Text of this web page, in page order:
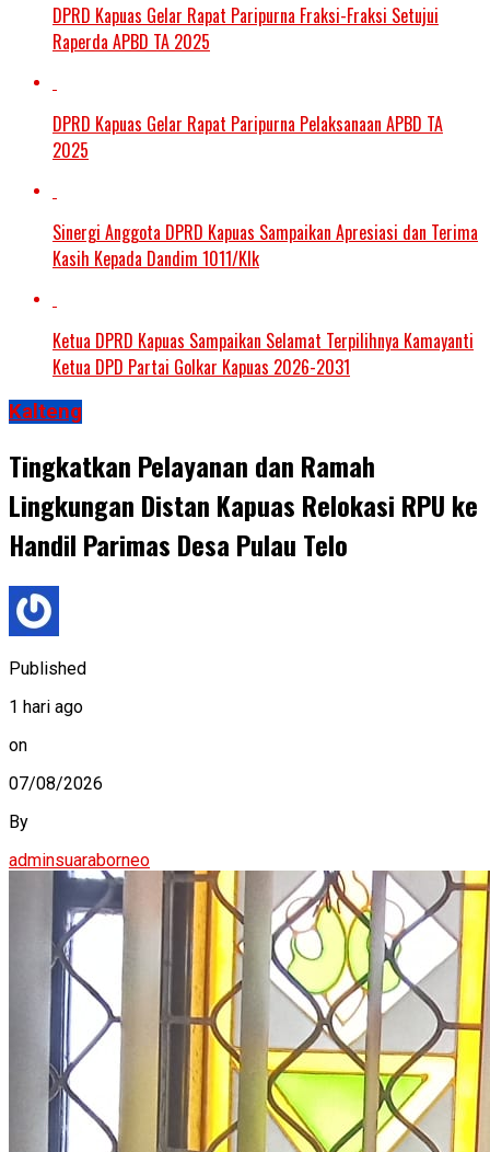
DPRD Kapuas Gelar Rapat Paripurna Fraksi-Fraksi Setujui
Raperda APBD TA 2025
DPRD Kapuas Gelar Rapat Paripurna Pelaksanaan APBD TA
2025
Sinergi Anggota DPRD Kapuas Sampaikan Apresiasi dan Terima
Kasih Kepada Dandim 1011/Klk
Ketua DPRD Kapuas Sampaikan Selamat Terpilihnya Kamayanti
Ketua DPD Partai Golkar Kapuas 2026-2031
Kalteng
Tingkatkan Pelayanan dan Ramah
Lingkungan Distan Kapuas Relokasi RPU ke
Handil Parimas Desa Pulau Telo
Published
1 hari ago
on
07/08/2026
By
adminsuaraborneo